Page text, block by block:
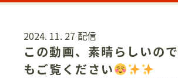
2024. 11. 27 配信
この動画、素晴らしいの
もご覧ください